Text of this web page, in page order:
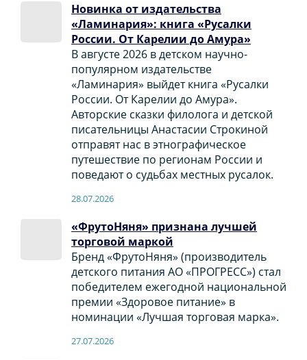
Новинка от издательства
«Ламинария»: книга «Русалки
России. От Карелии до Амура»
В августе 2026 в детском научно-
популярном издательстве
«Ламинария» выйдет книга «Русалки
России. От Карелии до Амура».
Авторские сказки филолога и детской
писательницы Анастасии Строкиной
отправят нас в этнографическое
путешествие по регионам России и
поведают о судьбах местных русалок.
28.07.2026
«ФрутоНяня» признана лучшей
торговой маркой
Бренд «ФрутоНяня» (производитель
детского питания АО «ПРОГРЕСС») стал
победителем ежегодной национальной
премии «Здоровое питание» в
номинации «Лучшая торговая марка».
27.07.2026